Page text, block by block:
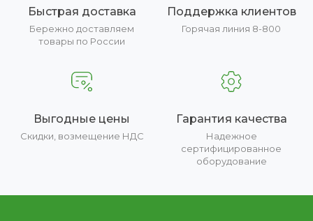
Быстрая доставка
Бережно доставляем
товары по России
Поддержка клиентов
Горячая линия 8-800
Выгодные цены
Скидки, возмещение НДС
Гарантия качества
Надежное
сертифицированное
оборудование